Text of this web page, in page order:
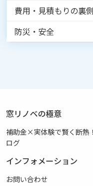
費用・見積もりの裏側
防災・安全
窓リノベの極意
補助金×実体験で賢く断熱
ログ
インフォメーション
お問い合わせ